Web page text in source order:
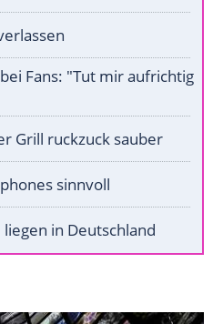
Fans: "Tut mir aufrichtig
Grill ruckzuck sauber
sinnvoll
in Deutschland